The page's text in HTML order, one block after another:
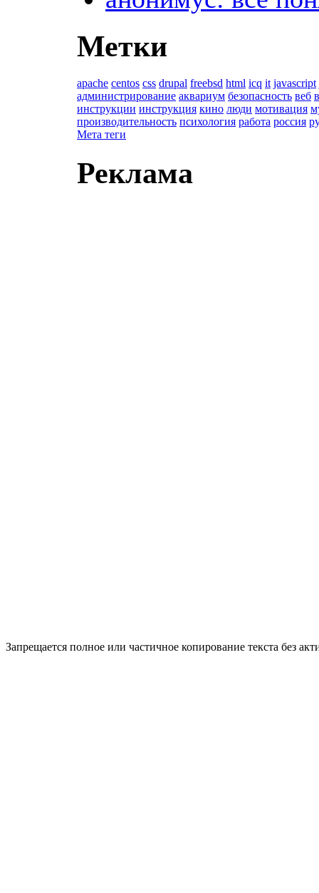
Метки
apache centos css drupal freebsd html icq it javascript
администрирование аквариум безопасность веб
инструкции инструкция кино люди мотивация
производительность психология работа россия
Мета теги
Реклама
Запрещается полное или частичное копирование текста без